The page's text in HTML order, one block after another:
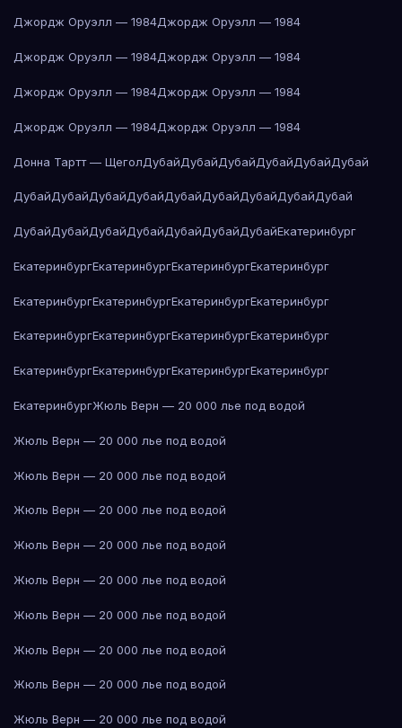
Джордж Оруэлл — 1984Джордж Оруэлл — 1984
Джордж Оруэлл — 1984Джордж Оруэлл — 1984
Джордж Оруэлл — 1984Джордж Оруэлл — 1984
Джордж Оруэлл — 1984Джордж Оруэлл — 1984
Донна Тартт — ЩеголДубайДубайДубайДубайДубайДубай
ДубайДубайДубайДубайДубайДубайДубайДубайДубай
ДубайДубайДубайДубайДубайДубайДубайЕкатеринбург
ЕкатеринбургЕкатеринбургЕкатеринбургЕкатеринбург
ЕкатеринбургЕкатеринбургЕкатеринбургЕкатеринбург
ЕкатеринбургЕкатеринбургЕкатеринбургЕкатеринбург
ЕкатеринбургЕкатеринбургЕкатеринбургЕкатеринбург
ЕкатеринбургЖюль Верн — 20 000 лье под водой
Жюль Верн — 20 000 лье под водой
Жюль Верн — 20 000 лье под водой
Жюль Верн — 20 000 лье под водой
Жюль Верн — 20 000 лье под водой
Жюль Верн — 20 000 лье под водой
Жюль Верн — 20 000 лье под водой
Жюль Верн — 20 000 лье под водой
Жюль Верн — 20 000 лье под водой
Жюль Верн — 20 000 лье под водой